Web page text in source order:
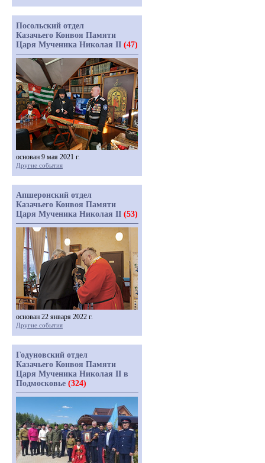
Посольский отдел
Казачьего Конвоя Памяти
Царя Мученика Николая II (47)
основан 9 мая 2021 г.
Другие события
Апшеронский отдел
Казачьего Конвоя Памяти
Царя Мученика Николая II (53)
основан 22 января 2022 г.
Другие события
Годуновский отдел
Казачьего Конвоя Памяти
Царя Мученика Николая II в
Подмосковье (324)